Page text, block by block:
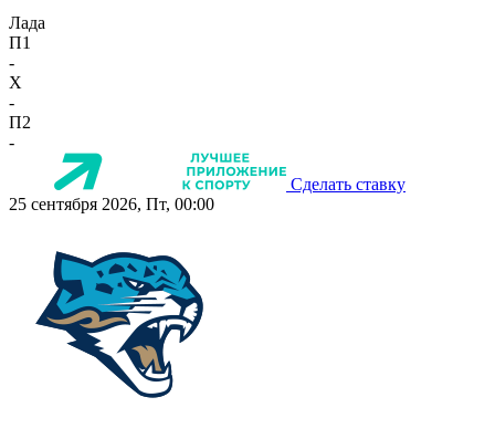
Лада
П1
-
X
-
П2
-
Сделать ставку
25 сентября 2026, Пт, 00:00